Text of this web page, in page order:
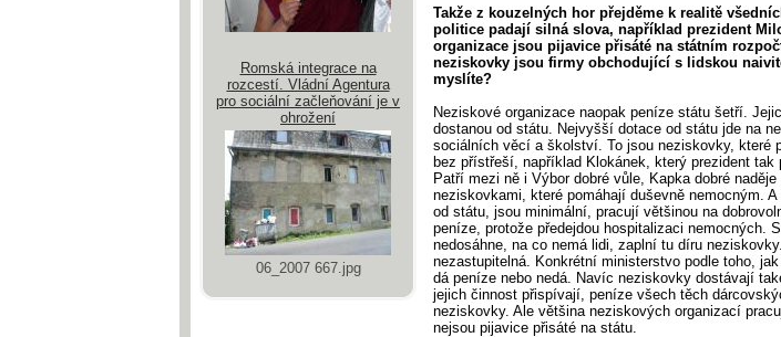
Takže z kouzelných hor přejděme k realitě
politice padají silná slova, například prezident
organizace jsou pijavice přisáté na státním
neziskovky jsou firmy obchodující s lidskou
myslíte?
Neziskové organizace naopak peníze státu šetří.
dostanou od státu. Nejvyšší dotace od státu jde na
sociálních věcí a školství. To jsou neziskovky, které
bez přístřeší, například Klokánek, který prezident
Patří mezi ně i Výbor dobré vůle, Kapka dobré
neziskovkami, které pomáhají duševně nemocným.
od státu, jsou minimální, pracují většinou na
peníze, protože předejdou hospitalizaci nemocných.
nedosáhne, na co nemá lidi, zaplní tu díru
nezastupitelná. Konkrétní ministerstvo podle toho,
dá peníze nebo nedá. Navíc neziskovky dostávají
jejich činnost přispívají, peníze všech těch
neziskovky. Ale většina neziskových organizací
nejsou pijavice přisáté na státu.
Romská integrace na
rozcestí. Vládní Agentura
pro sociální začleňování je v
ohrožení
06_2007 667.jpg